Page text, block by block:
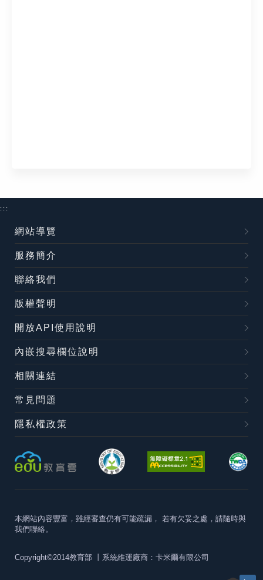
:::
網站導覽
服務簡介
聯絡我們
版權聲明
開放API使用說明
內嵌搜尋欄位說明
相關連結
常見問題
隱私權政策
本網站內容豐富，雖經審查仍有可能疏漏， 若有欠妥之處，請隨時與
我們聯絡。
Copyright©2014教育部 丨系統維運廠商：卡米爾有限公司